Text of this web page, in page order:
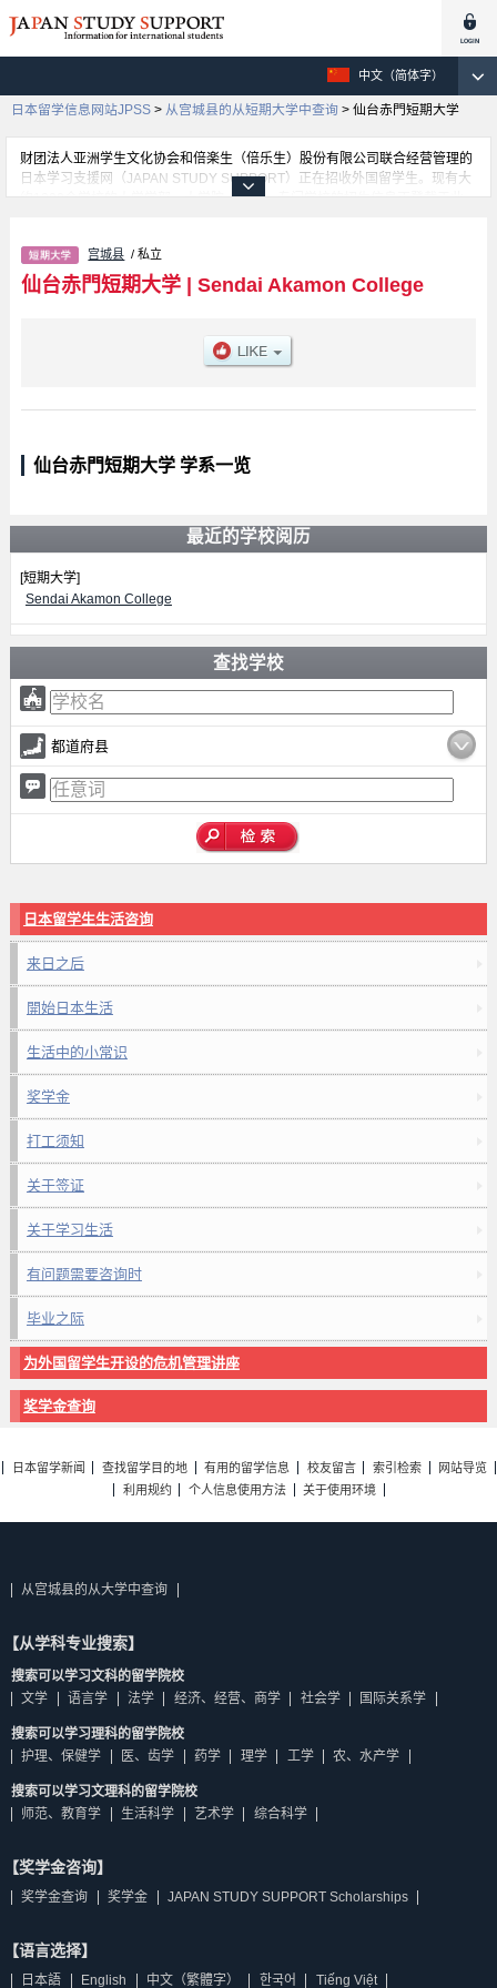
中文（简体字）
日本留学信息网站JPSS > 从宫城县的从短期大学中查询 > 仙台赤門短期大学
财团法人亚洲学生文化协会和倍楽生（倍乐生）股份有限公司联合经营管理的
日本学习支援网（JAPAN STUDY SUPPORT）正在招收外国留学生。现有大
约1300个学校的大学学部、大学院、短大、专门学校的招生信息正登载于此
收名额、合格人数等考试信息，以及设施介绍、联系方式等外国留学生必要的
信息都登载于此，请务必查阅和利用此网。
宫城县 / 私立
仙台赤門短期大学| Sendai Akamon College
仙台赤門短期大学 学系一览
最近的学校阅历
[短期大学]
Sendai Akamon College
查找学校
都道府县
日本留学生生活咨询
来日之后
開始日本生活
生活中的小常识
奖学金
打工须知
关于签证
关于学习生活
有问题需要咨询时
毕业之际
为外国留学生开设的危机管理讲座
奖学金查询
日本留学新闻 查找留学目的地 有用的留学信息 校友留言 索引检索
网站导览
利用规约
个人信息使用方法 关于使用环境
从宫城县的从大学中查询
【从学科专业搜索】
搜索可以学习文科的留学院校
文学
语言学 法学 经济、经营、商学 社会学 国际关系学
搜索可以学习理科的留学院校
护理、保健学
医、齿学 药学 理学 工学 农、水产学
搜索可以学习文理科的留学院校
师范、教育学
生活科学 艺术学 综合科学
【奖学金咨询】
奖学金查询 奖学金 JAPAN STUDY SUPPORT Scholarships
【语言选择】
日本語 English 中文（繁體字） 한국어 Tiếng Việt